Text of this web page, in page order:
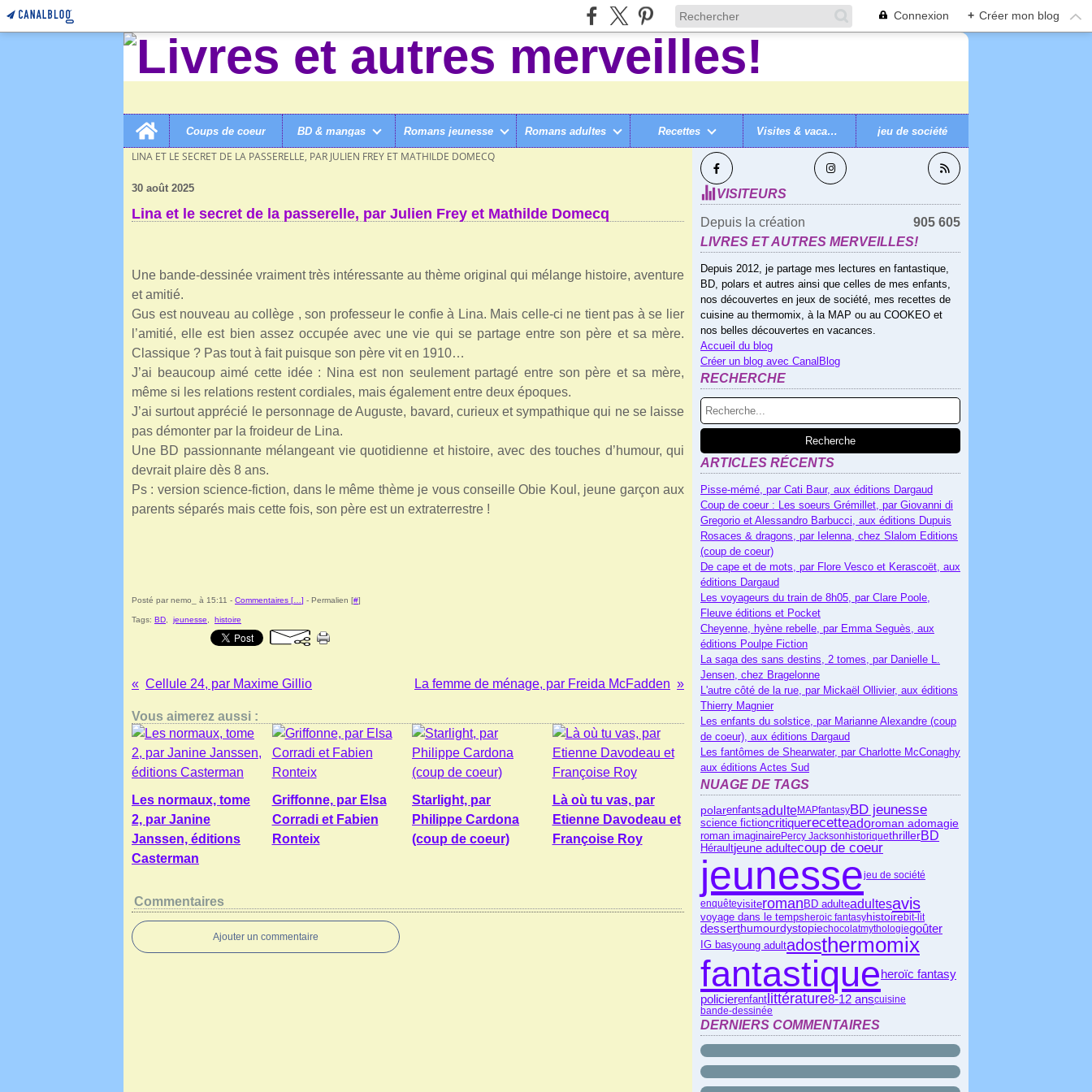
Connexion + Créer mon blog
Home
Coups de coeur
BD & mangas Romans jeunesse Romans adultes Recettes Visites & vacances jeu de société
LIVRES ET AUTRES MERVEILLES! > CATEGORIES >
LINA ET LE SECRET DE LA PASSERELLE, PAR JULIEN FREY ET MATHILDE DOMECQ
30 août 2025
Lina et le secret de la passerelle, par Julien Frey et Mathilde Domecq
Une bande-dessinée vraiment très intéressante au thème original qui mélange histoire, aventure
et amitié.
Gus est nouveau au collège , son professeur le confie à Lina. Mais celle-ci ne tient pas à se lier
l’amitié, elle est bien assez occupée avec une vie qui se partage entre son père et sa mère.
Classique ? Pas tout à fait puisque son père vit en 1910…
J’ai beaucoup aimé cette idée : Nina est non seulement partagé entre son père et sa mère,
même si les relations restent cordiales, mais également entre deux époques.
J’ai surtout apprécié le personnage de Auguste, bavard, curieux et sympathique qui ne se laisse
pas démonter par la froideur de Lina.
Une BD passionnante mélangeant vie quotidienne et histoire, avec des touches d’humour, qui
devrait plaire dès 8 ans.
Ps : version science-fiction, dans le même thème je vous conseille Obie Koul, jeune garçon aux
parents séparés mais cette fois, son père est un extraterrestre !
Posté par nemo_ à 15:11 - Commentaires [ ] - Permalien [#]
Tags: BD jeunesse histoire
Cellule 24, par Maxime Gillio La femme de ménage, par Freida McFadden
Vous aimerez aussi :
Les normaux, tome
2, par Janine
Janssen, éditions
Casterman
Griffonne, par Elsa
Corradi et Fabien
Ronteix
Starlight, par
Philippe Cardona
(coup de coeur)
Là où tu vas, par
Etienne Davodeau et
Françoise Roy
Commentaires
Ajouter un commentaire
SUIVEZ-MOI
VISITEURS
Depuis la création
905 605
LIVRES ET AUTRES MERVEILLES!
Depuis 2012, je partage mes lectures en fantastique,
BD, polars et autres ainsi que celles de mes enfants,
nos découvertes en jeux de société, mes recettes de
cuisine au thermomix, à la MAP ou au COOKEO et
nos belles découvertes en vacances.
Accueil du blog
Créer un blog avec CanalBlog
RECHERCHE
ARTICLES RÉCENTS
Pisse-mémé, par Cati Baur, aux éditions Dargaud
Coup de coeur : Les soeurs Grémillet, par Giovanni di
Gregorio et Alessandro Barbucci, aux éditions Dupuis
Rosaces & dragons, par Ielenna, chez Slalom Editions
(coup de coeur)
De cape et de mots, par Flore Vesco et Kerascoët, aux
éditions Dargaud
Les voyageurs du train de 8h05, par Clare Poole,
Fleuve éditions et Pocket
Cheyenne, hyène rebelle, par Emma Seguès, aux
éditions Poulpe Fiction
La saga des sans destins, 2 tomes, par Danielle L.
Jensen, chez Bragelonne
L'autre côté de la rue, par Mickaël Ollivier, aux éditions
Thierry Magnier
Les enfants du solstice, par Marianne Alexandre (coup
de coeur), aux éditions Dargaud
Les fantômes de Shearwater, par Charlotte McConaghy
aux éditions Actes Sud
NUAGE DE TAGS
polarenfantsadulteMAPfantasyBD jeunesse
science fictioncritiquerecetteadoroman adomagie
roman imaginairePercy JacksonhistoriquethrillerBD
Héraultjeune adultecoup de coeur
jeunessejeu de société
enquêtevisiteromanBD adulteadultesavis
voyage dans le tempsheroic fantasyhistoirebit-lit
desserthumourdystopiechocolatmythologiegoûter
IG basyoung adultadosthermomix
fantastiqueheroïc fantasy
policierenfant littérature8-12 anscuisine
bande-dessinée
DERNIERS COMMENTAIRES